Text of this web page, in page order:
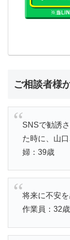
ご相談者様
SNSで勧誘
た時に、山
婦：39歳
将来に不安
作業員：32歳